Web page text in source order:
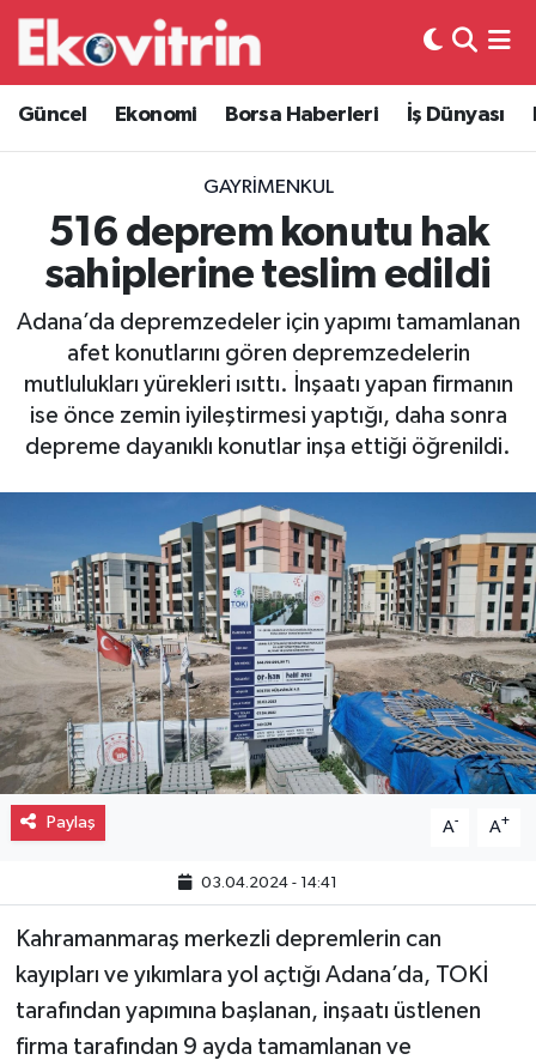
Güncel Ekonomi Borsa Haberleri İş Dünyası
GAYRIMENKUL
516 deprem konutu hak
sahiplerine teslim edildi
Adana’da depremzedeler için yapımı tamamlanan
afet konutlarını gören depremzedelerin
mutlulukları yürekleri ısıttı. İnşaatı yapan firmanın
ise önce zemin iyileştirmesi yaptığı, daha sonra
depreme dayanıklı konutlar inşa ettiği öğrenildi.
Paylaş A- A+
03.04.2024 - 14:41
Kahramanmaraş merkezli depremlerin can
kayıpları ve yıkımlara yol açtığı Adana’da, TOKİ
tarafından yapımına başlanan, inşaatı üstlenen
firma tarafından 9 ayda tamamlanan ve
Güncel
Ekonomi
Borsa Haberleri
İş Dünyası
Lojistik
Otovitrin
Asayiş
Gayrimenkul
Spor
Eğitim
Hava Durumu
Trafik Durumu
Süper Lig Puan Durumu ve Fikstür
Tüm Manşetler
Son Dakika Haberleri
Haber Arşivi